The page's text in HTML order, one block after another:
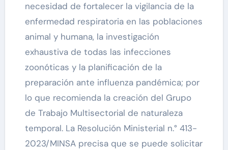
necesidad de fortalecer la vigilancia de la
enfermedad respiratoria en las poblaciones
animal y humana, la investigación
exhaustiva de todas las infecciones
zoonóticas y la planificación de la
preparación ante influenza pandémica; por
lo que recomienda la creación del Grupo
de Trabajo Multisectorial de naturaleza
temporal. La Resolución Ministerial n.° 413-
2023/MINSA precisa que se puede solicitar